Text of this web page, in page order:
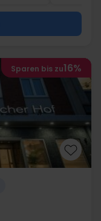
Sparen bis zu16%